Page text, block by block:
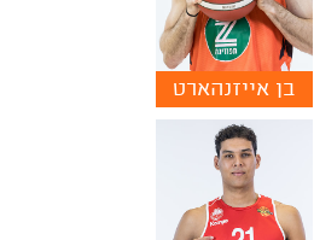
בן אייזנהארט